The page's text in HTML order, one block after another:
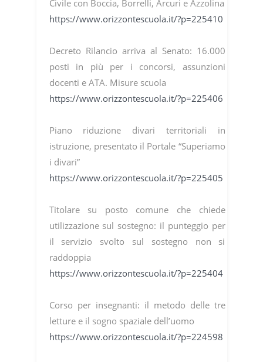
Civile con Boccia, Borrelli, Arcuri e Azzolina
https://www.orizzontescuola.it/?p=225410
Decreto Rilancio arriva al Senato: 16.000
posti in più per i concorsi, assunzioni
docenti e ATA. Misure scuola
https://www.orizzontescuola.it/?p=225406
Piano riduzione divari territoriali in
istruzione, presentato il Portale “Superiamo
i divari”
https://www.orizzontescuola.it/?p=225405
Titolare su posto comune che chiede
utilizzazione sul sostegno: il punteggio per
il servizio svolto sul sostegno non si
raddoppia
https://www.orizzontescuola.it/?p=225404
Corso per insegnanti: il metodo delle tre
letture e il sogno spaziale dell’uomo
https://www.orizzontescuola.it/?p=224598